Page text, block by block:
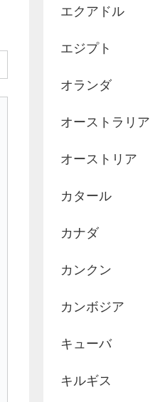
エクアドル
エジプト
オランダ
オーストラリア
オーストリア
カタール
カナダ
カンクン
カンボジア
キューバ
キルギス